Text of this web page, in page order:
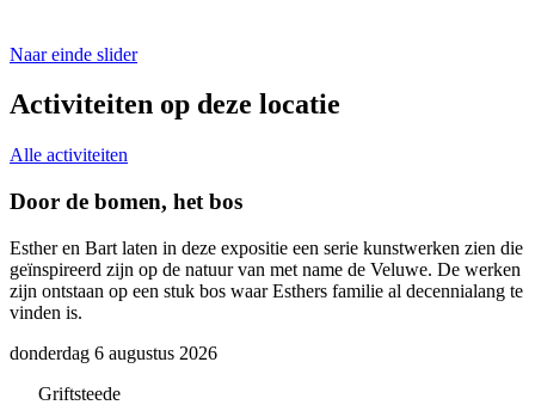
Naar einde slider
Activiteiten op deze locatie
Alle activiteiten
Door de bomen, het bos
Esther en Bart laten in deze expositie een serie kunstwerken zien die
geïnspireerd zijn op de natuur van met name de Veluwe. De werken
zijn ontstaan op een stuk bos waar Esthers familie al decennialang te
vinden is.
donderdag 6 augustus 2026
Griftsteede